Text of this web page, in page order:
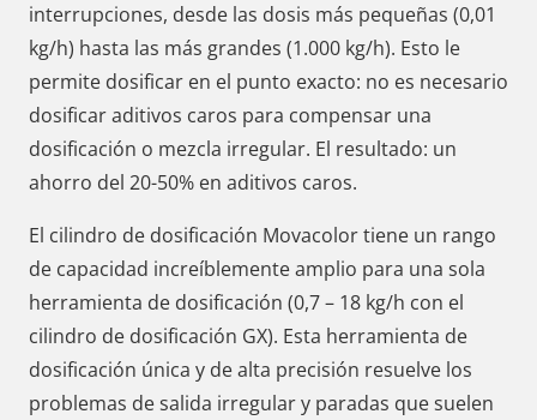
interrupciones, desde las dosis más pequeñas (0,01
kg/h) hasta las más grandes (1.000 kg/h). Esto le
permite dosificar en el punto exacto: no es necesario
dosificar aditivos caros para compensar una
dosificación o mezcla irregular. El resultado: un
ahorro del 20-50% en aditivos caros.
El cilindro de dosificación Movacolor tiene un rango
de capacidad increíblemente amplio para una sola
herramienta de dosificación (0,7 – 18 kg/h con el
cilindro de dosificación GX). Esta herramienta de
dosificación única y de alta precisión resuelve los
problemas de salida irregular y paradas que suelen